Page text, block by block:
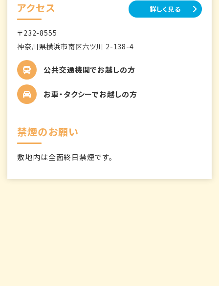
アクセス 詳しく見る
〒232-8555
神奈川県横浜市南区六ツ川 2-138-4
公共交通機関でお越しの方
お車・タクシーでお越しの方
禁煙のお願い
敷地内は全面終日禁煙です。